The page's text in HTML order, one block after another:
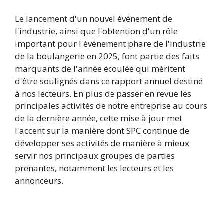
Le lancement d'un nouvel événement de
l'industrie, ainsi que l'obtention d'un rôle
important pour l'événement phare de l'industrie
de la boulangerie en 2025, font partie des faits
marquants de l'année écoulée qui méritent
d'être soulignés dans ce rapport annuel destiné
à nos lecteurs. En plus de passer en revue les
principales activités de notre entreprise au cours
de la dernière année, cette mise à jour met
l'accent sur la manière dont SPC continue de
développer ses activités de manière à mieux
servir nos principaux groupes de parties
prenantes, notamment les lecteurs et les
annonceurs.